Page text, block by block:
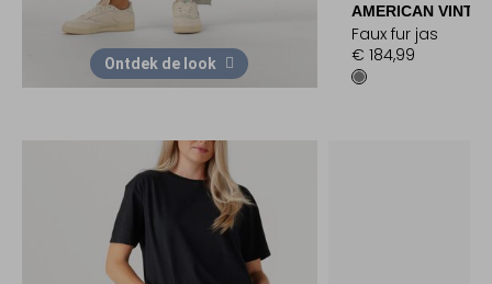
Ontdek de look
AMERICAN
Faux fur jas
€ 184,99